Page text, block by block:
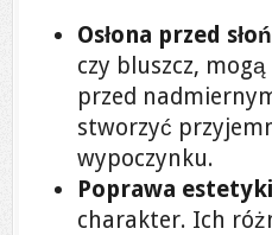
Osłona przed
czy bluszcz,
przed
stworzyć
wypoczynku.
Poprawa
charakter. Ich